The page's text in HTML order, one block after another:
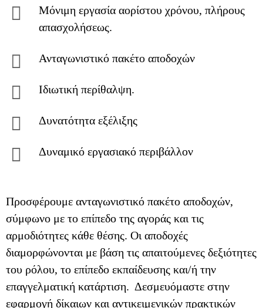
Μόνιμη εργασία αορίστου χρόνου, πλήρους
απασχολήσεως.
Ανταγωνιστικό πακέτο αποδοχών
Ιδιωτική περίθαλψη.
Δυνατότητα εξέλιξης
Δυναμικό εργασιακό περιβάλλον
Προσφέρουμε ανταγωνιστικό πακέτο αποδοχών,
σύμφωνο με το επίπεδο της αγοράς και τις
αρμοδιότητες κάθε θέσης. Οι αποδοχές
διαμορφώνονται με βάση τις απαιτούμενες δεξιότητες
του ρόλου, το επίπεδο εκπαίδευσης και/ή την
επαγγελματική κατάρτιση. Δεσμευόμαστε στην
εφαρμογή δίκαιων και αντικειμενικών πρακτικών